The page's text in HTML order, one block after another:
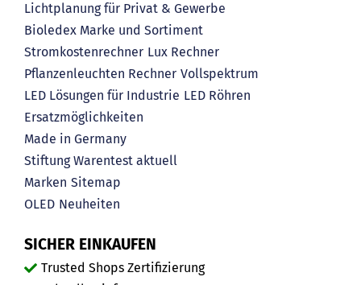
Lichtplanung für Privat & Gewerbe
Bioledex Marke und Sortiment
Stromkostenrechner Lux Rechner
Pflanzenleuchten Rechner Vollspektrum
LED Lösungen für Industrie LED Röhren
Ersatzmöglichkeiten
Made in Germany
Stiftung Warentest aktuell
Marken Sitemap
OLED Neuheiten
SICHER EINKAUFEN
Trusted Shops Zertifizierung